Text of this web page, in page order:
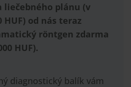
liečebného plánu (v
HUF) od nás teraz
röntgen zdarma
HUF).
diagnostický balík vám